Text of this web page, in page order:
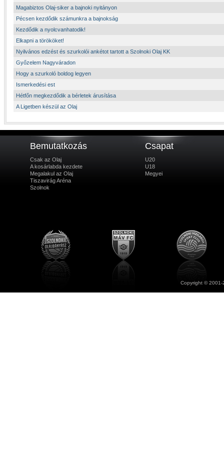
Magabiztos Olaj-siker a bajnoki nyitányon
Pécsen kezdődik számunkra a bajnokság
Kezdődik a nyolcvanhatodik!
Elkapni a törököket!
Nyilvános edzést és szurkolói ankétot tartott a Szolnoki Olaj KK
Győzelem Nagyváradon
Hogy a szurkoló boldog legyen
Ismerkedési est
Hétfőn megkezdődik a bérletek árusítása
A Ligetben készül az Olaj
Bemutatkozás
Csak az Olaj
A kosárlabda kezdete
Megalakul az Olaj
Tiszavirág Aréna
Szolnok
Csapat
U20
U18
Megyei
Copyright ©